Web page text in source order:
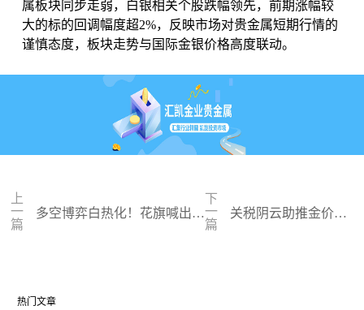
属板块同步走弱，白银相关个股跌幅领先，前期涨幅较
大的标的回调幅度超2%，反映市场对贵金属短期行情的
谨慎态度，板块走势与国际金银价格高度联动。
上
一
篇
多空博弈白热化！花旗喊出金
下
一
篇
关税阴云助推金价破
热门文章